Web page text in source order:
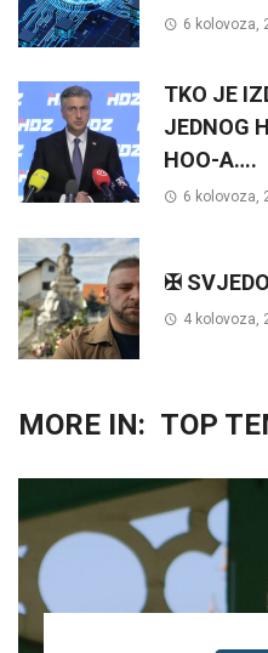
6 kolovoza,
TKO JE
JEDNOG
HOO-A….
6 kolovoza,
✠
4 kolovoza,
MORE IN: TOP